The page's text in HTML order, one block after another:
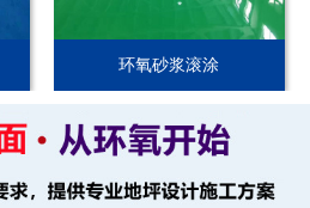
环氧砂浆滚涂